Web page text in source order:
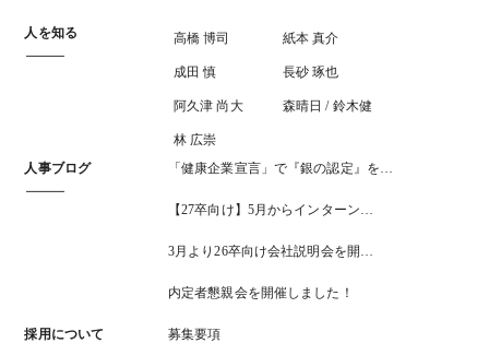
人を知る 高橋 博司 紙本 真介
成田 慎 長砂 琢也
阿久津 尚大 森晴日 / 鈴木健
林 広崇
人事ブログ
「健康企業宣言」で『銀の認定』を…
【27卒向け】5月からインターン…
3月より26卒向け会社説明会を開…
内定者懇親会を開催しました！
採用について 募集要項